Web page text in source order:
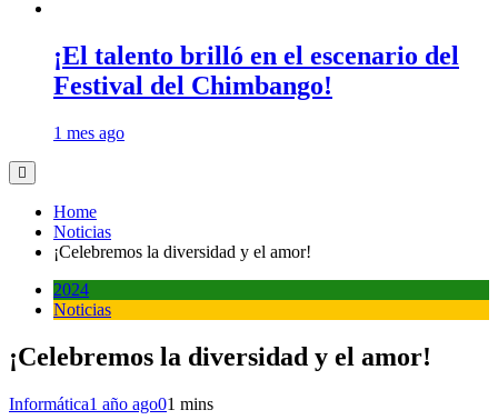
¡El talento brilló en el escenario del
Festival del Chimbango!
1 mes ago
Home
Noticias
¡Celebremos la diversidad y el amor!
2024
Noticias
¡Celebremos la diversidad y el amor!
Informática1 año ago01 mins